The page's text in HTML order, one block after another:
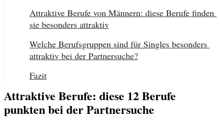
Attraktive Berufe von Männern: diese Berufe finden
sie besonders attraktiv
Welche Berufsgruppen sind für Singles besonders
attraktiv bei der Partnersuche?
Fazit
Attraktive Berufe: diese 12 Berufe
punkten bei der Partnersuche